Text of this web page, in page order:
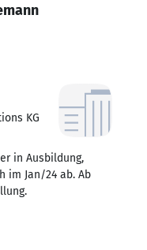
KG
in Ausbildung,
im Jan/24 ab. Ab